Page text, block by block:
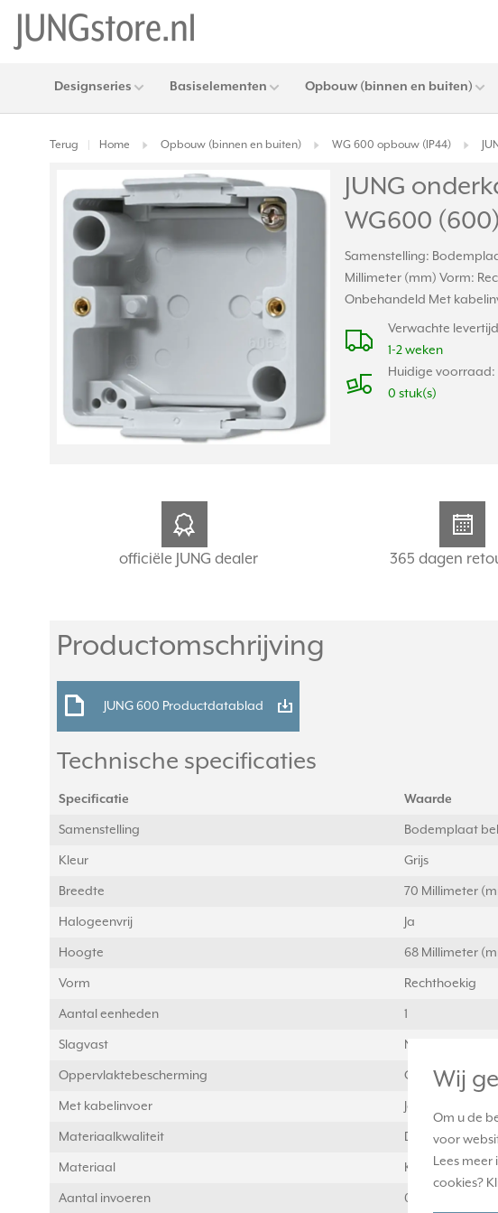
Wij
Om u de
voor
Lees meer
cookies?
Designseries Basiselementen Opbouw (binnen en buiten)
Terug Home Opbouw (binnen en buiten) WG 600 opbouw (IP44)
JUNG
WG600 (600)
Samenstelling:
Millimeter (mm) Vorm:
Onbehandeld Met
Verwachte
1-2 weken
Huidige voorraad:
0 stuk(s)
officiële JUNG dealer 365 dagen
Productomschrijving
JUNG 600 Productdatablad
Technische specificaties
Specificatie Waarde
Samenstelling Bodemplaat
Kleur Grijs
Breedte 70 Millimeter
Halogeenvrij Ja
Hoogte 68 Millimeter
Vorm Rechthoekig
Aantal eenheden 1
Slagvast Nee
Oppervlaktebescherming Onbehandeld
Met kabelinvoer Ja
Materiaalkwaliteit Duroplast
Materiaal Kunststof
Aantal invoeren 0